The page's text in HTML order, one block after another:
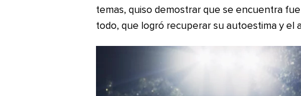
temas, quiso demostrar que se encuentra
todo, que logró recuperar su autoestima y el